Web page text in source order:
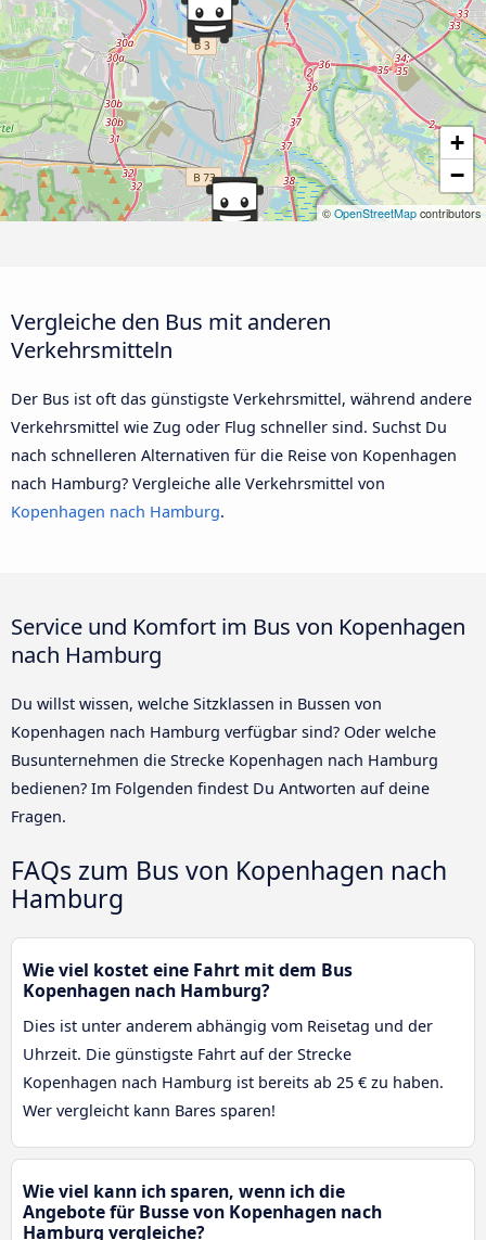
+
−
© OpenStreetMap contributors
Vergleiche den Bus mit anderen
Verkehrsmitteln
Der Bus ist oft das günstigste Verkehrsmittel, während andere
Verkehrsmittel wie Zug oder Flug schneller sind. Suchst Du
nach schnelleren Alternativen für die Reise von Kopenhagen
nach Hamburg? Vergleiche alle Verkehrsmittel von
Kopenhagen nach Hamburg.
Service und Komfort im Bus von Kopenhagen
nach Hamburg
Du willst wissen, welche Sitzklassen in Bussen von
Kopenhagen nach Hamburg verfügbar sind? Oder welche
Busunternehmen die Strecke Kopenhagen nach Hamburg
bedienen? Im Folgenden findest Du Antworten auf deine
Fragen.
FAQs zum Bus von Kopenhagen nach
Hamburg
Wie viel kostet eine Fahrt mit dem Bus
Kopenhagen nach Hamburg?
Dies ist unter anderem abhängig vom Reisetag und der
Uhrzeit. Die günstigste Fahrt auf der Strecke
Kopenhagen nach Hamburg ist bereits ab 25 € zu haben.
Wer vergleicht kann Bares sparen!
Wie viel kann ich sparen, wenn ich die
Angebote für Busse von Kopenhagen nach
Hamburg vergleiche?